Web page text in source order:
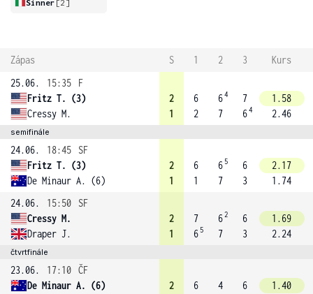
Sinner [2]
Zápas S 1 2 3
Kurs
25.06.
15:35
F
Fritz T. (3)
Cressy M.
2
1
6
2
64
7
7
64
1.58
2.46
semifinále
24.06. 18:45
SF
Fritz T. (3)
De Minaur A. (6)
2
1
6
1
6 5
7
6
3
2.17
1.74
24.06.
15:50
SF
Cressy M.
Draper J.
2
1
7
6 5
62
7
6
3
1.69
2.24
čtvrtfinále
23.06. 17:10 ČF
De Minaur A. (6)
2
6
4
6
1.40